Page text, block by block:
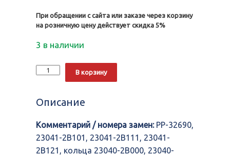
При обращении с сайта или заказе через корзину
на розничную цену действует скидка 5%
3 в наличии
Количество
Поршень
с
комплект
4
В корзину
Описание
Комментарий / номера замен:PP-32690,
23041-2B101, 23041-2B111, 23041-
2B121, кольца 23040-2B000, 23040-